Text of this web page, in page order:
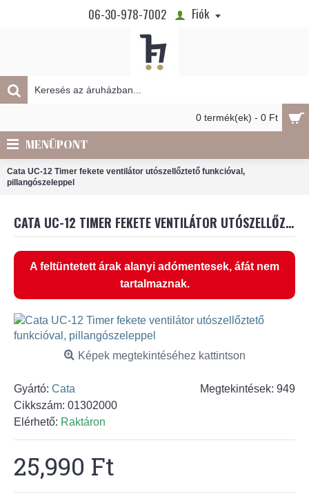
06-30-978-7002 Fiók
0 termék(ek) - 0 Ft
MENÜPONT
Cata UC-12 Timer fekete ventilátor utószellőztető funkcióval,
pillangószeleppel
CATA UC-12 TIMER FEKETE VENTILÁTOR UTÓSZELLŐZTETŐ FUNKCIÓVAL, PILLANGÓSZELEPPEL
A feltüntetett árak alanyi adómentesek, áfát nem
tartalmaznak.
Képek megtekintéséhez kattintson
Megtekintések: 949
Gyártó: Cata
Cikkszám: 01302000
Elérhető: Raktáron
25,990 Ft